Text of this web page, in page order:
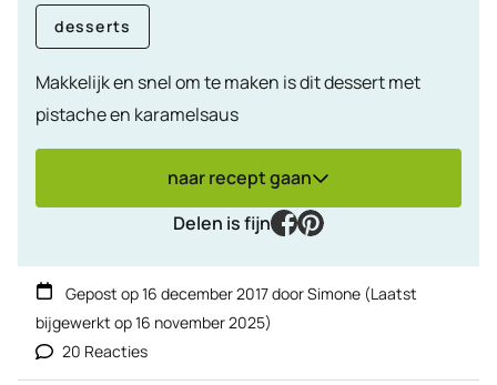
desserts
Makkelijk en snel om te maken is dit dessert met
pistache en karamelsaus
naar recept gaan
Delen is fijn
facebook
pinterest
Gepost op16 december 2017doorSimone (Laatst
bijgewerkt op16 november 2025)
20 Reacties